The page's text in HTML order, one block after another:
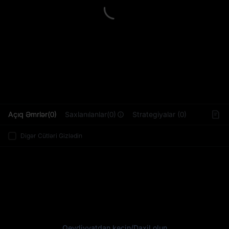
Açıq Əmrlər(0) Saxlanılanlar(0) Strategiyalar (0)
Digər Cütləri Gizlədin